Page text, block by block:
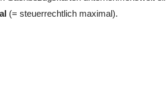
(= steuerrechtlich maximal).